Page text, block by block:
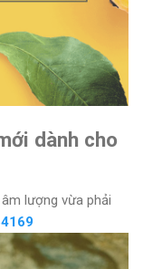
dành cho
lượng vừa phải